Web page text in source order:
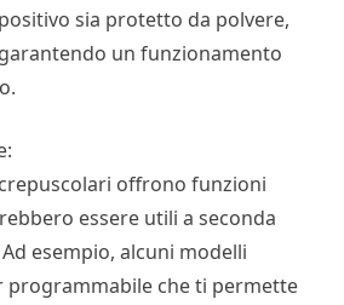
sia protetto da polvere,
un funzionamento
offrono funzioni
essere utili a seconda
esempio, alcuni modelli
programmabile che ti permette